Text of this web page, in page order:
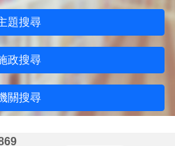
題搜尋
政搜尋
關搜尋